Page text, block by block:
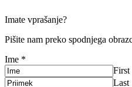
Imate vprašanje?
Pišite nam preko spodnjega
Ime *
First
Last